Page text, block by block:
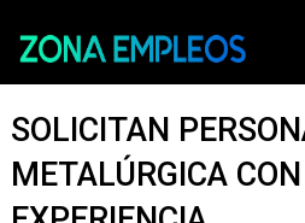
SOLICITAN
METALÚRGICA